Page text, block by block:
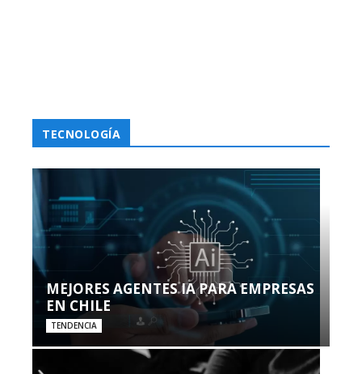
TECNOLOGÍA
MEJORES AGENTES IA PARA EMPRESAS
EN CHILE
TENDENCIA